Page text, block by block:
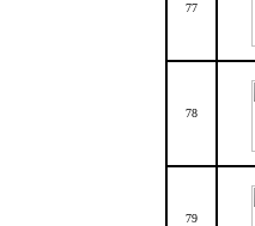
77
78
79